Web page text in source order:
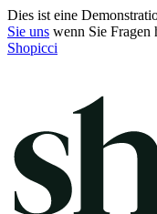
Dies ist eine
Sie uns wenn Sie Fragen
Shopicci